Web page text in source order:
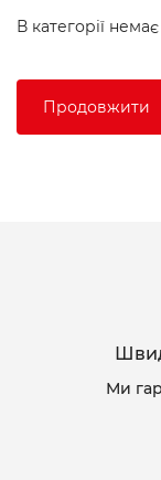
В категорії
Продовжити
Ми